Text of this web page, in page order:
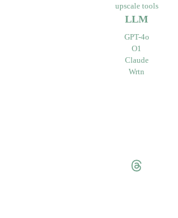
upscale tools
LLM
GPT-4o
O1
Claude
Wrtn